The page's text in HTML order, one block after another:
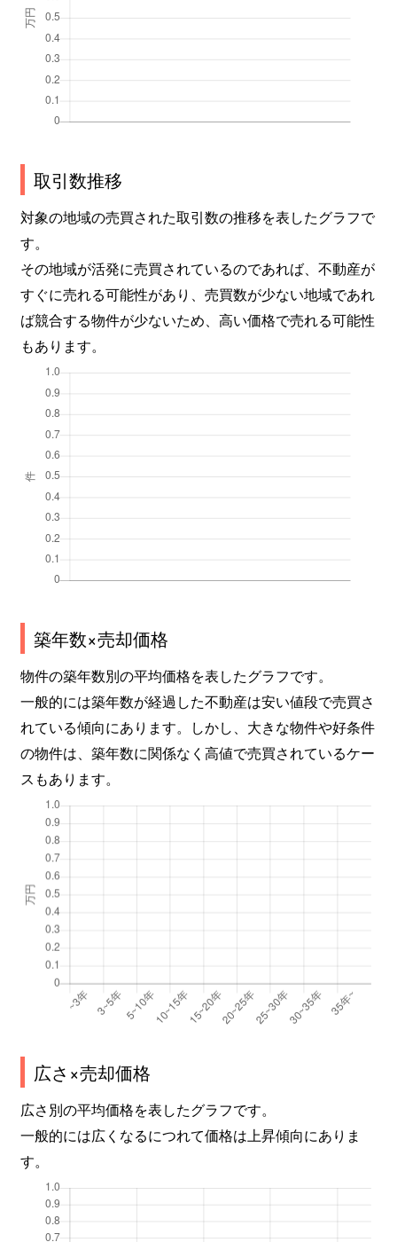
取引数推移
対象の地域の売買された取引数の推移を表したグラフで
す。
その地域が活発に売買されているのであれば、不動産が
すぐに売れる可能性があり、売買数が少ない地域であれ
ば競合する物件が少ないため、高い価格で売れる可能性
もあります。
築年数×売却価格
物件の築年数別の平均価格を表したグラフです。
一般的には築年数が経過した不動産は安い値段で売買さ
れている傾向にあります。しかし、大きな物件や好条件
の物件は、築年数に関係なく高値で売買されているケー
スもあります。
広さ×売却価格
広さ別の平均価格を表したグラフです。
一般的には広くなるにつれて価格は上昇傾向にありま
す。